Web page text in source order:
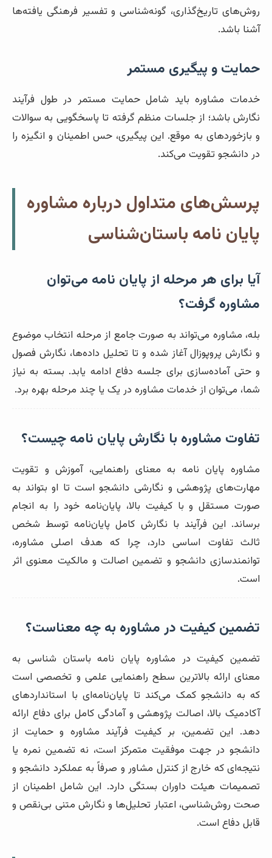
روش‌های تاریخ‌گذاری، گونه‌شناسی و تفسیر فرهنگی یافته‌ها
آشنا باشد.
حمایت و پیگیری مستمر
خدمات مشاوره باید شامل حمایت مستمر در طول فرآیند
نگارش باشد؛ از جلسات منظم گرفته تا پاسخگویی به سوالات
و بازخوردهای به موقع. این پیگیری، حس اطمینان و انگیزه را
در دانشجو تقویت می‌کند.
پرسش‌های متداول درباره مشاوره
پایان نامه باستان‌شناسی
آیا برای هر مرحله از پایان نامه می‌توان
مشاوره گرفت؟
بله، مشاوره می‌تواند به صورت جامع از مرحله انتخاب موضوع
و نگارش پروپوزال آغاز شده و تا تحلیل داده‌ها، نگارش فصول
و حتی آماده‌سازی برای جلسه دفاع ادامه یابد. بسته به نیاز
شما، می‌توان از خدمات مشاوره در یک یا چند مرحله بهره برد.
تفاوت مشاوره با نگارش پایان نامه چیست؟
مشاوره پایان نامه به معنای راهنمایی، آموزش و تقویت
مهارت‌های پژوهشی و نگارشی دانشجو است تا او بتواند به
صورت مستقل و با کیفیت بالا، پایان‌نامه خود را به انجام
برساند. این فرآیند با نگارش کامل پایان‌نامه توسط شخص
ثالث تفاوت اساسی دارد، چرا که هدف اصلی مشاوره،
توانمندسازی دانشجو و تضمین اصالت و مالکیت معنوی اثر
است.
تضمین کیفیت در مشاوره به چه معناست؟
تضمین کیفیت در مشاوره پایان نامه باستان شناسی به
معنای ارائه بالاترین سطح راهنمایی علمی و تخصصی است
که به دانشجو کمک می‌کند تا پایان‌نامه‌ای با استانداردهای
آکادمیک بالا، اصالت پژوهشی و آمادگی کامل برای دفاع ارائه
دهد. این تضمین، بر کیفیت فرآیند مشاوره و حمایت از
دانشجو در جهت موفقیت متمرکز است، نه تضمین نمره یا
نتیجه‌ای که خارج از کنترل مشاور و صرفاً به عملکرد دانشجو و
تصمیمات هیئت داوران بستگی دارد. این شامل اطمینان از
صحت روش‌شناسی، اعتبار تحلیل‌ها و نگارش متنی بی‌نقص و
قابل دفاع است.